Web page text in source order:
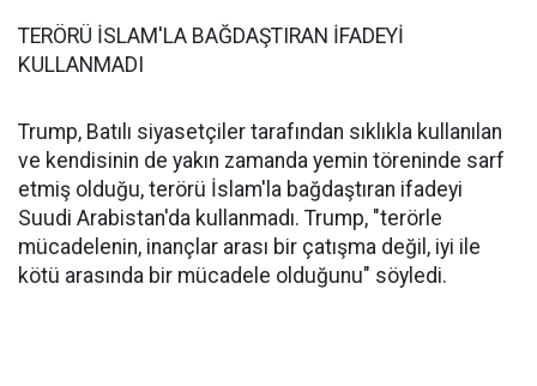
TERÖRÜ İSLAM'LA BAĞDAŞTIRAN İFADEYİ
KULLANMADI
Trump, Batılı siyasetçiler tarafından sıklıkla kullanılan
ve kendisinin de yakın zamanda yemin töreninde sarf
etmiş olduğu, terörü İslam'la bağdaştıran ifadeyi
Suudi Arabistan'da kullanmadı. Trump, "terörle
mücadelenin, inançlar arası bir çatışma değil, iyi ile
kötü arasında bir mücadele olduğunu" söyledi.